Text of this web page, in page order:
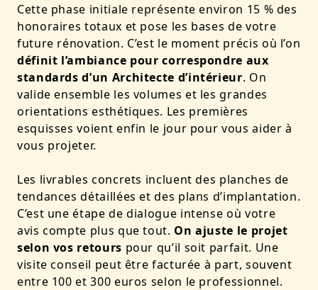
Cette phase initiale représente environ 15 % des
honoraires totaux et pose les bases de votre
future rénovation. C’est le moment précis où l’on
définit l’ambiance pour correspondre aux
standards d’un Architecte d’intérieur. On
valide ensemble les volumes et les grandes
orientations esthétiques. Les premières
esquisses voient enfin le jour pour vous aider à
vous projeter.
Les livrables concrets incluent des planches de
tendances détaillées et des plans d’implantation.
C’est une étape de dialogue intense où votre
avis compte plus que tout. On ajuste le projet
selon vos retours pour qu’il soit parfait. Une
visite conseil peut être facturée à part, souvent
entre 100 et 300 euros selon le professionnel.